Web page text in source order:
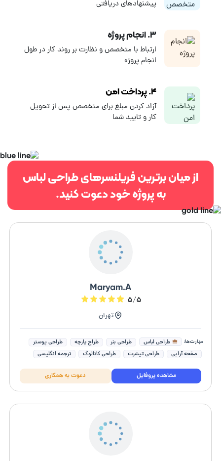
پیشنهادهای دریافتی
۳. انجام پروژه
ارتباط با متخصص و نظارت بر روند کار در طول
انجام پروژه
۴. پرداخت امن
آزاد کردن مبلغ برای متخصص پس از تحویل
کار و تایید شما
از میان برترین فریلنسرهای طراحی لباس
به پروژه خود دعوت کنید.
Maryam.A
۵/۵
تهران
مهارت‌ها: طراحی لباس طراحی بنر طراح پارچه
طراحی پوستر
صفحه آرایی
طراحی تیشرت طراحی کاتالوگ
ترجمه انگلیسی
مشاهده پروفایل دعوت به همکاری